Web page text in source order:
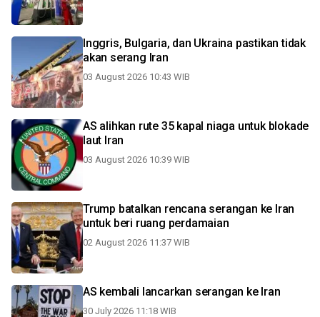
Inggris, Bulgaria, dan Ukraina pastikan tidak
akan serang Iran
03 August 2026 10:43 WIB
AS alihkan rute 35 kapal niaga untuk blokade
laut Iran
03 August 2026 10:39 WIB
Trump batalkan rencana serangan ke Iran
untuk beri ruang perdamaian
02 August 2026 11:37 WIB
AS kembali lancarkan serangan ke Iran
30 July 2026 11:18 WIB